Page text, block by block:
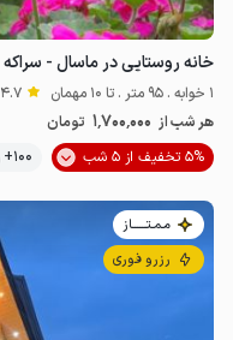
خانه روستایی در ماسال - سراکه
1 خوابه . 95 متر . تا 10 مهمان 4.7
هر شب از 1٬700٬000 تومان
5% تخفیف از 5 شب
100+ رزرو موفق
مـمـتــــــاز
رزرو فوری